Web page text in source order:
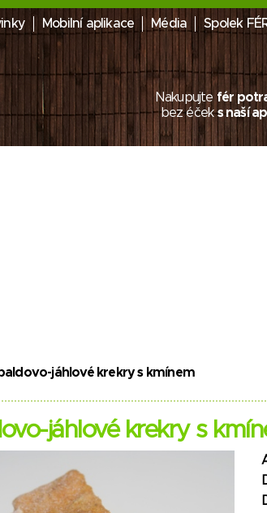
Mobilní aplikace Média Spolek
Nakupujte fér
bez éčeks naší
jáhlové krekry s kmínem
jáhlové krekry s